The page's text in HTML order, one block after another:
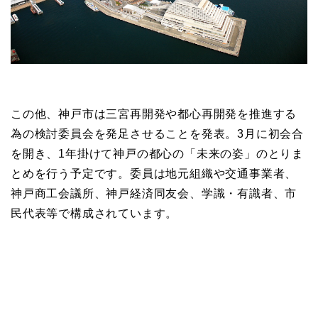
この他、神戸市は三宮再開発や都心再開発を推進する
為の検討委員会を発足させることを発表。3月に初会合
を開き、1年掛けて神戸の都心の「未来の姿」のとりま
とめを行う予定です。委員は地元組織や交通事業者、
神戸商工会議所、神戸経済同友会、学識・有識者、市
民代表等で構成されています。